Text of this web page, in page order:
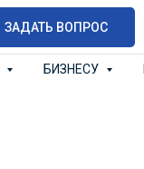
ЗАДАТЬ ВОПРОС
БИЗНЕСУ